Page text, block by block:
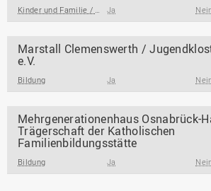
Kinder und Familie / Jugendarbeit / Jugendsozialarbeit Ja
Marstall Clemenswerth /
e.V.
Bildung Ja
Mehrgenerationenhaus Osnabrück-
Trägerschaft der Katholischen
Familienbildungsstätte
Bildung Ja